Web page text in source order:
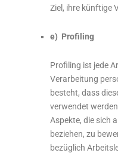
Ziel, ihre künftige
e) Profiling
Profiling ist jede
Verarbeitung
besteht, dass
verwendet
Aspekte, die sich
beziehen, zu
bezüglich